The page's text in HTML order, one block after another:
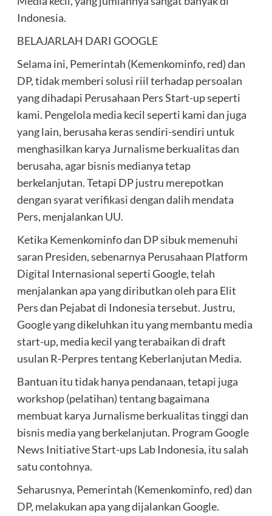
Indonesia.
BELAJARLAH DARI GOOGLE
Selama ini, Pemerintah (Kemenkominfo, red) dan
DP, tidak memberi solusi riil terhadap persoalan
yang dihadapi Perusahaan Pers Start-up seperti
kami. Pengelola media kecil seperti kami dan juga
yang lain, berusaha keras sendiri-sendiri untuk
menghasilkan karya Jurnalisme berkualitas dan
berusaha, agar bisnis medianya tetap
berkelanjutan. Tetapi DP justru merepotkan
dengan syarat verifikasi dengan dalih mendata
Pers, menjalankan UU.
Ketika Kemenkominfo dan DP sibuk memenuhi
saran Presiden, sebenarnya Perusahaan Platform
Digital Internasional seperti Google, telah
menjalankan apa yang diributkan oleh para Elit
Pers dan Pejabat di Indonesia tersebut. Justru,
Google yang dikeluhkan itu yang membantu media
start-up, media kecil yang terabaikan di draft
usulan R-Perpres tentang Keberlanjutan Media.
Bantuan itu tidak hanya pendanaan, tetapi juga
workshop (pelatihan) tentang bagaimana
membuat karya Jurnalisme berkualitas tinggi dan
bisnis media yang berkelanjutan. Program Google
News Initiative Start-ups Lab Indonesia, itu salah
satu contohnya.
Seharusnya, Pemerintah (Kemenkominfo, red) dan
DP, melakukan apa yang dijalankan Google.